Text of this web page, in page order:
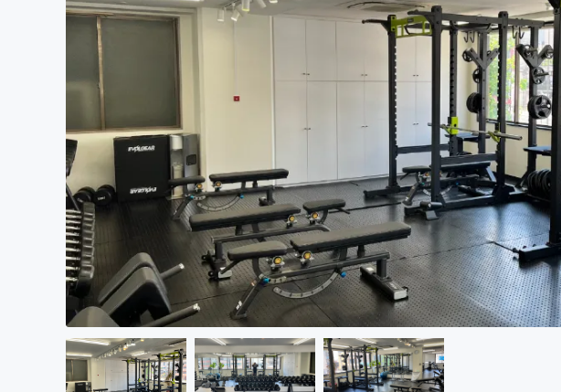
書籍・雑誌出版
ビジネス・起業 チャレンジ
まちづくり・地域活性化
CAMPFIRE
CAMPFIREふ